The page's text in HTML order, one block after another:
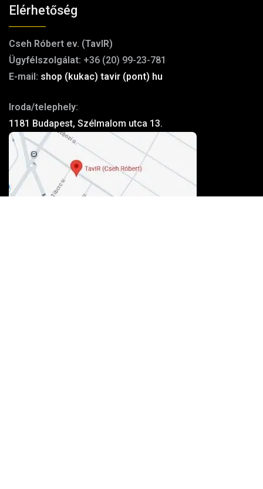
Elérhetőség
Cseh Róbert ev. (TavIR)
Ügyfélszolgálat: +36 (20) 99-23-781
E-mail: shop (kukac) tavir (pont) hu
Iroda/telephely:
1181 Budapest, Szélmalom utca 13.